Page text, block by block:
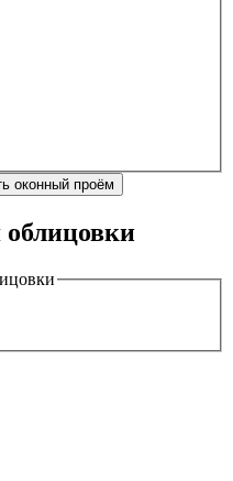
оконный проём